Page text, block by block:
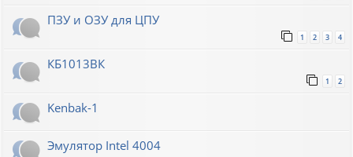
ПЗУ и ОЗУ для ЦПУ
1 2 3 4
КБ1013ВК
1 2
Kenbak-1
Эмулятор Intel 4004